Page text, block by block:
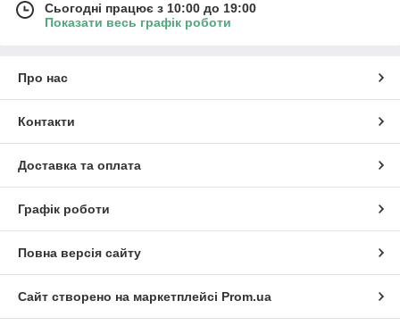
Сьогодні працює з 10:00 до 19:00
Показати весь графік роботи
Про нас
Контакти
Доставка та оплата
Графік роботи
Повна версія сайту
Сайт створено на маркетплейсі Prom.ua